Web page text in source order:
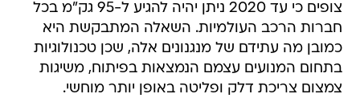
צופים כי עד 2020 ניתן יהיה להגיע ל-95 גק"מ בכל
חברות הרכב העולמיות. השאלה המתבקשת היא
כמובן מה עתידם של מנגנונים אלה, שכן טכנולוגיות
בתחום המנועים עצמם הנמצאות בפיתוח, משיגות
צמצום צריכת דלק ופליטה באופן יותר מוחשי.